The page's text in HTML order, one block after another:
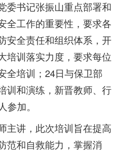
委书记张振山重点部署和
全工作的重要性，要求各
安全责任和组织体系，开
培训落实力度，要求每位
全培训；24日与保卫部
训和演练，新晋教师、行
加。
主讲，此次培训旨在提高
范和自救能力，掌握消